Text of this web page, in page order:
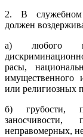
2. В служебном
должен
а) любого
расы,
имущественного
или религиозных
б) грубости,
заносчивости,
неправомерных,